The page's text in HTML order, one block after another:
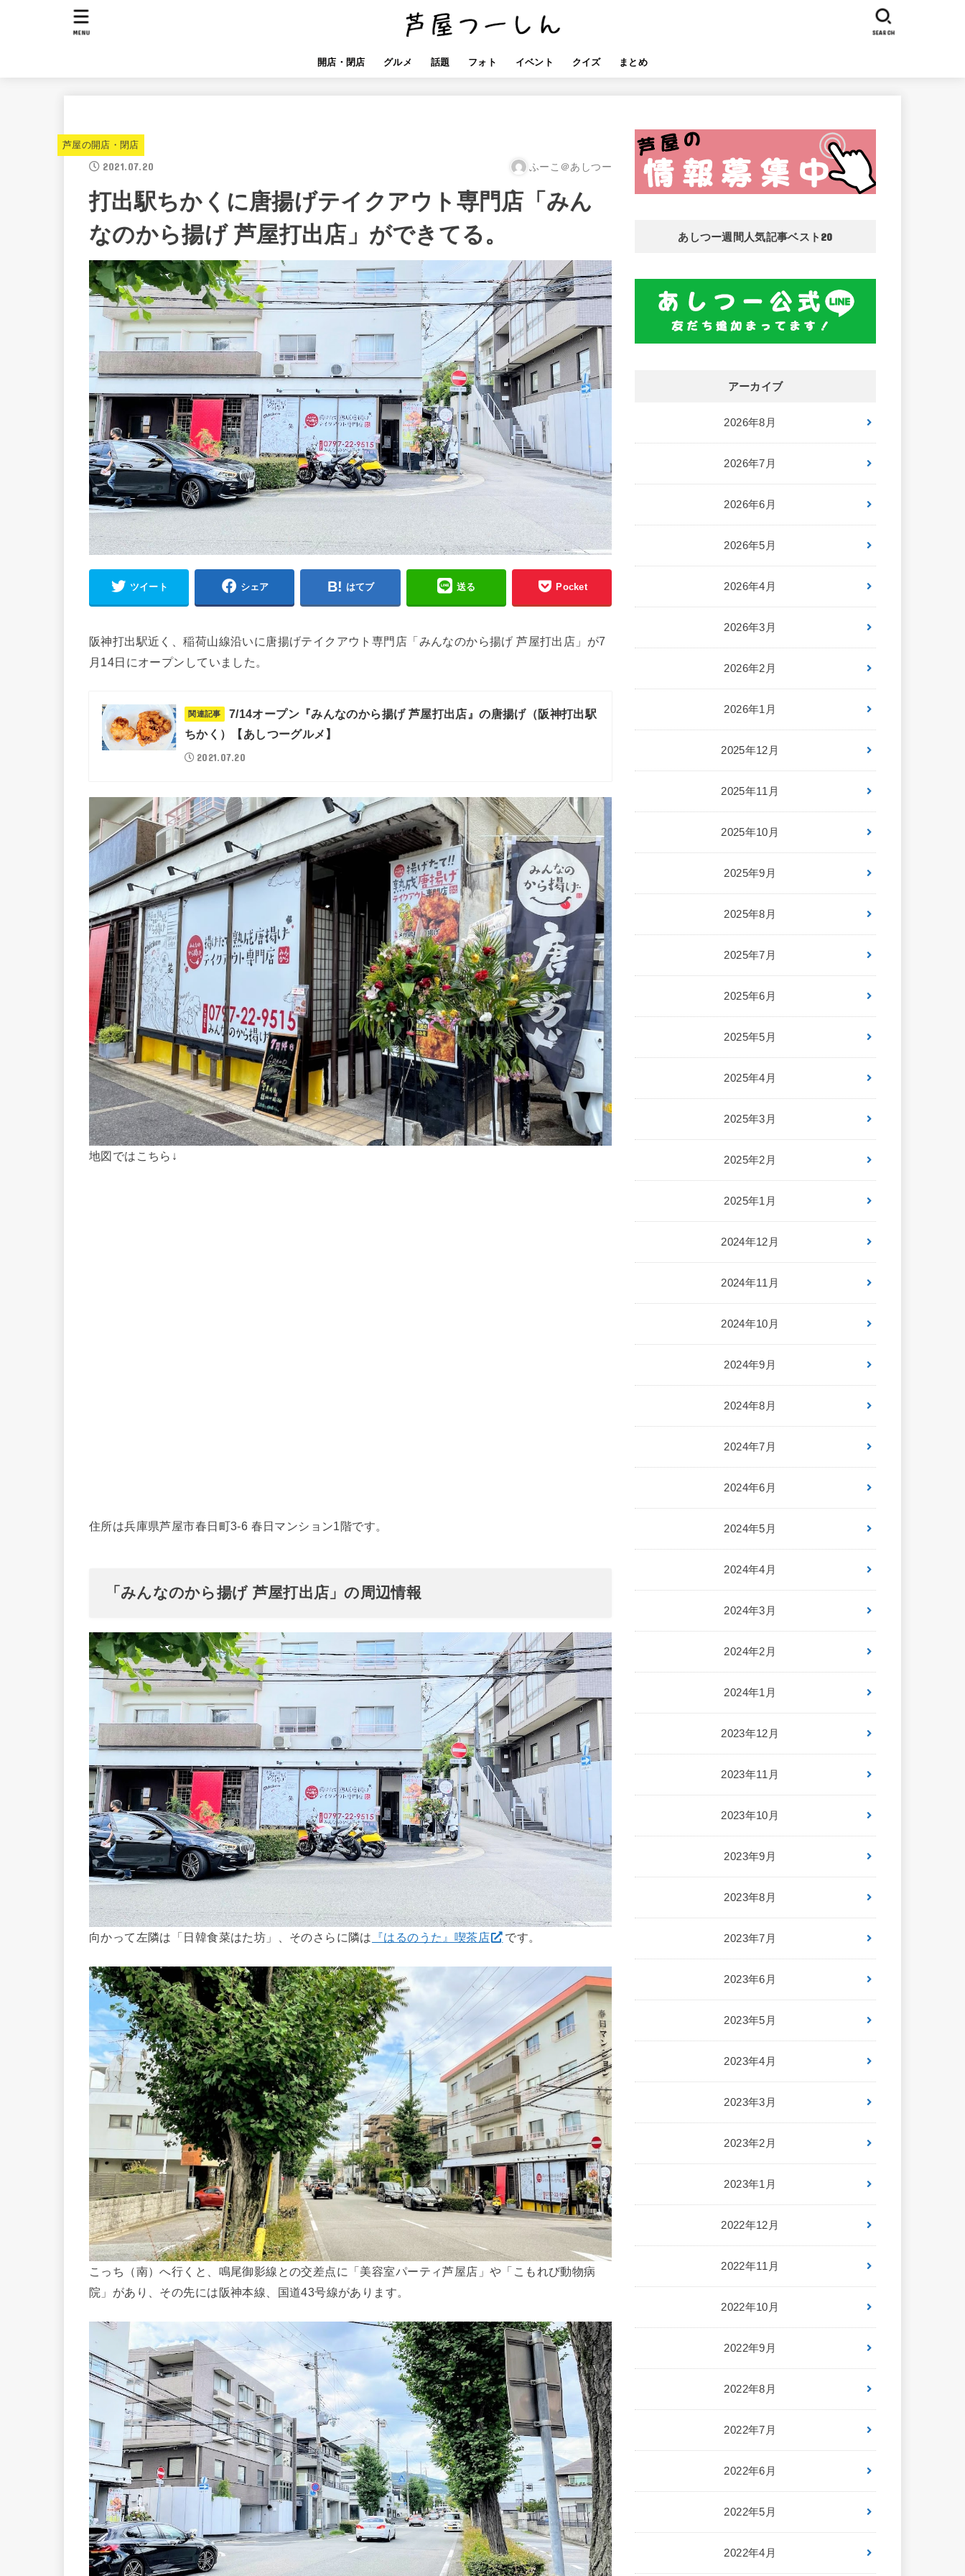
開店・閉店 グルメ 話題 フォト イベント クイズ まとめ
SEARCH
MENU
芦屋の開店・閉店
2021.07.20 ふーこ＠あしつー
打出駅ちかくに唐揚げテイクアウト専門店「みん
なのから揚げ 芦屋打出店」ができてる。
ツイート シェア はてブ 送る Pocket
阪神打出駅近く、稲荷山線沿いに唐揚げテイクアウト専門店「みんなのから揚げ 芦屋打出店」が7
月14日にオープンしていました。
7/14オープン『みんなのから揚げ 芦屋打出店』の唐揚げ（阪神打出駅
ちかく）【あしつーグルメ】
2021.07.20
地図ではこちら↓
住所は兵庫県芦屋市春日町3-6 春日マンション1階です。
「みんなのから揚げ 芦屋打出店」の周辺情報
向かって左隣は「日韓食菜はた坊」、そのさらに隣は 『はるのうた』喫茶店 です。
こっち（南）へ行くと、鳴尾御影線との交差点に「美容室パーティ芦屋店」や「こもれび動物病
院」があり、その先には阪神本線、国道43号線があります。
あしつー週間人気記事ベスト20
アーカイブ
2026年8月
2026年7月
2026年6月
2026年5月
2026年4月
2026年3月
2026年2月
2026年1月
2025年12月
2025年11月
2025年10月
2025年9月
2025年8月
2025年7月
2025年6月
2025年5月
2025年4月
2025年3月
2025年2月
2025年1月
2024年12月
2024年11月
2024年10月
2024年9月
2024年8月
2024年7月
2024年6月
2024年5月
2024年4月
2024年3月
2024年2月
2024年1月
2023年12月
2023年11月
2023年10月
2023年9月
2023年8月
2023年7月
2023年6月
2023年5月
2023年4月
2023年3月
2023年2月
2023年1月
2022年12月
2022年11月
2022年10月
2022年9月
2022年8月
2022年7月
2022年6月
2022年5月
2022年4月